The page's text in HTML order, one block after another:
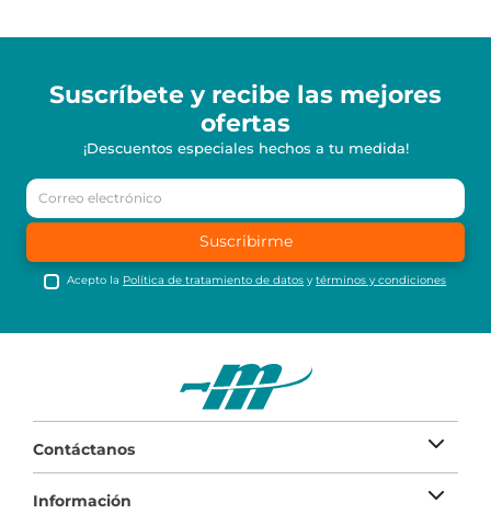
Suscríbete y recibe las mejores
ofertas
¡Descuentos especiales hechos a tu medida!
Suscribirme
Acepto la Política de tratamiento de datos ytérminos y condiciones
Contáctanos
Información